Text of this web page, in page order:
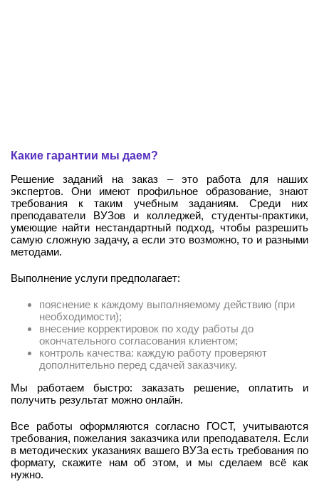
Какие гарантии мы даем?
Решение заданий на заказ – это работа для наших
экспертов. Они имеют профильное образование, знают
требования к таким учебным заданиям. Среди них
преподаватели ВУЗов и колледжей, студенты-практики,
умеющие найти нестандартный подход, чтобы разрешить
самую сложную задачу, а если это возможно, то и разными
методами.
Выполнение услуги предполагает:
пояснение к каждому выполняемому действию (при
необходимости);
внесение корректировок по ходу работы до
окончательного согласования клиентом;
контроль качества: каждую работу проверяют
дополнительно перед сдачей заказчику.
Мы работаем быстро: заказать решение, оплатить и
получить результат можно онлайн.
Все работы оформляются согласно ГОСТ, учитываются
требования, пожелания заказчика или преподавателя. Если
в методических указаниях вашего ВУЗа есть требования по
формату, скажите нам об этом, и мы сделаем всё как
нужно.